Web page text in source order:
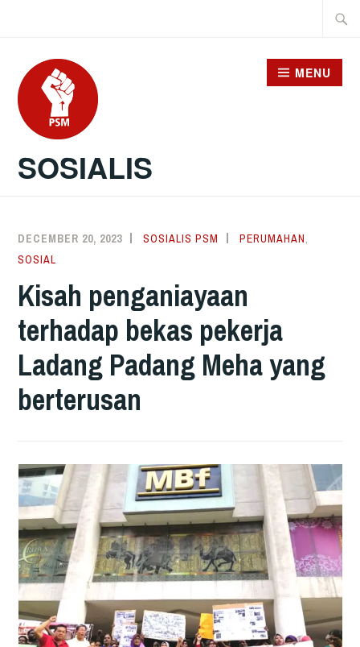
content
SOSIALIS
MENU
DECEMBER 20, 2023 SOSIALIS PSM PERUMAHAN
SOSIAL
Kisah penganiayaan
terhadap bekas pekerja
Ladang Padang Meha yang
berterusan